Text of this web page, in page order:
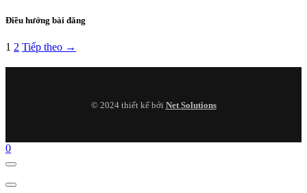
Điều hướng bài đăng
1 2 Tiếp theo →
© 2024 thiết kế bởi Net Solutions
0